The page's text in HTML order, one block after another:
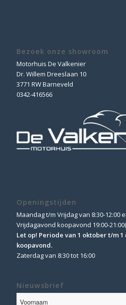
Bezoek onze showroom
Motorhuis De Valkenier
Dr. Willem Dreeslaan 10
3771 RW Barneveld
0342-416566
Openingstijden
Maandag t/m Vrijdag van 8:30-12:00
Vrijdagavond koopavond 19:00-
Let op! Periode van 1 oktober t/m
koopavond.
Zaterdag van 8:30 tot 16:00
Nieuwsbrief